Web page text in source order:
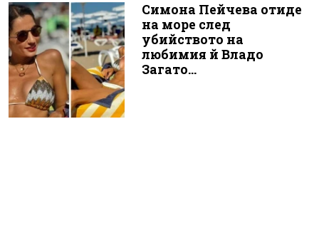
Симона Пейчева отиде
на море след
убийството на
любимия й Владо
Загато...